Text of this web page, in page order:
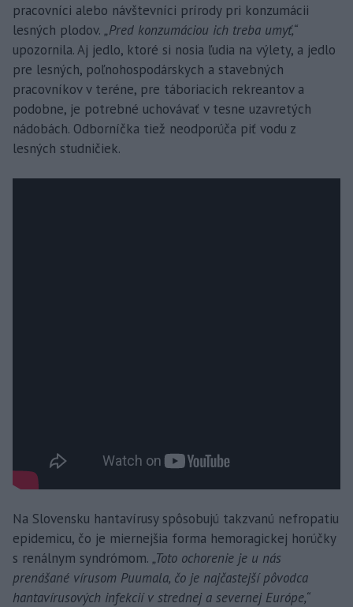
pracovníci alebo návštevníci prírody pri konzumácii
lesných plodov. „Pred konzumáciou ich treba umyť,“
upozornila. Aj jedlo, ktoré si nosia ľudia na výlety, a jedlo
pre lesných, poľnohospodárskych a stavebných
pracovníkov v teréne, pre táboriacich rekreantov a
podobne, je potrebné uchovávať v tesne uzavretých
nádobách. Odborníčka tiež neodporúča piť vodu z
lesných studničiek.
Na Slovensku hantavírusy spôsobujú takzvanú nefropatiu
epidemicu, čo je miernejšia forma hemoragickej horúčky
s renálnym syndrómom. „Toto ochorenie je u nás
prenášané vírusom Puumala, čo je najčastejší pôvodca
hantavírusových infekcií v strednej a severnej Európe,“